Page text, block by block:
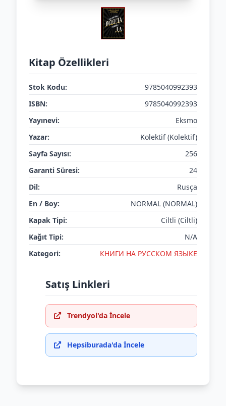
Kitap Özellikleri
Stok Kodu:
9785040992393
ISBN:
9785040992393
Yayınevi:
Eksmo
Yazar:
Kolektif (Kolektif)
Sayfa Sayısı:
256
Garanti Süresi:
24
Dil:
Rusça
En / Boy:
NORMAL (NORMAL)
Kapak Tipi:
Ciltli (Ciltli)
Kağıt Tipi:
N/A
Kategori:
КНИГИ НА РУССКОМ ЯЗЫКЕ
Satış Linkleri
Trendyol'da İncele
Hepsiburada'da İncele